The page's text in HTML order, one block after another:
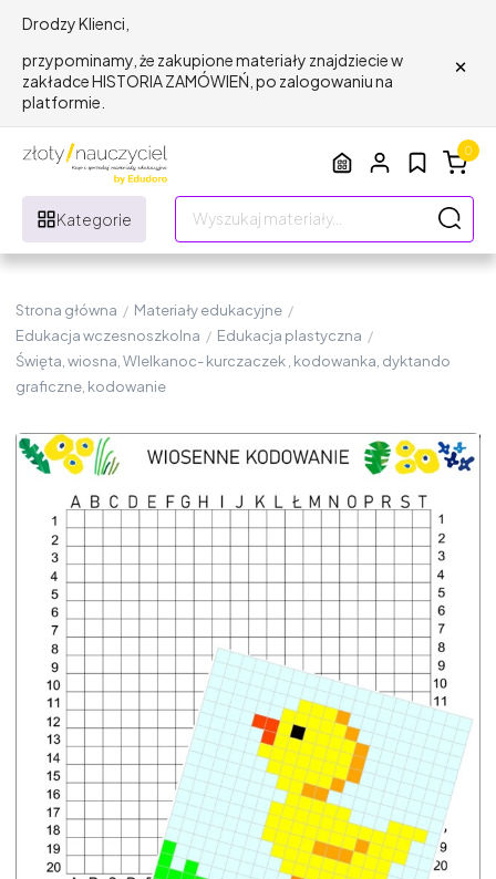
Drodzy Klienci,
przypominamy, że zakupione materiały znajdziecie w
zakładce HISTORIA ZAMÓWIEŃ, po zalogowaniu na
platformie.
×
Kategorie
0
Strona główna / Materiały edukacyjne /
Edukacja wczesnoszkolna / Edukacja plastyczna /
Święta, wiosna, WIelkanoc- kurczaczek , kodowanka, dyktando
graficzne, kodowanie